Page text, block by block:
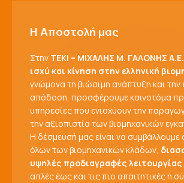
Η Αποστολή μας
Στην ΤΕΚΙ – ΜΙΧΑΛΗΣ Μ. ΓΑΛΟΝΗΣ Α.Ε.
ισχύ και κίνηση στην ελληνική
γνώμονα τη βιώσιμη ανάπτυξη και την
απόδοση, προσφέρουμε καινοτόμα
υπηρεσίες που ενισχύουν την
την αξιοπιστία των βιομηχανικών
Η δέσμευσή μας είναι να
όλων των βιομηχανικών κλάδων,
υψηλές προδιαγραφές λειτουργίας
απλές έως και τις πιο απαιτητικές ή